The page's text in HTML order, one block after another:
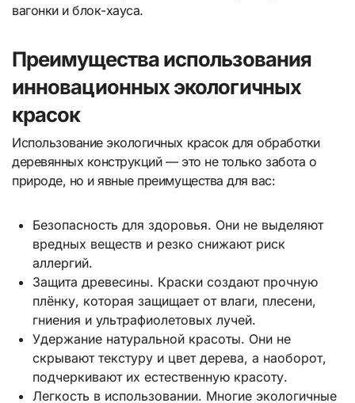
вагонки и блок-хауса.
Преимущества использования
инновационных экологичных
красок
Использование экологичных красок для обработки
деревянных конструкций — это не только забота о
природе, но и явные преимущества для вас:
Безопасность для здоровья. Они не выделяют
вредных веществ и резко снижают риск
аллергий.
Защита древесины. Краски создают прочную
плёнку, которая защищает от влаги, плесени,
гниения и ультрафиолетовых лучей.
Удержание натуральной красоты. Они не
скрывают текстуру и цвет дерева, а наоборот,
подчеркивают их естественную красоту.
Легкость в использовании. Многие экологичные